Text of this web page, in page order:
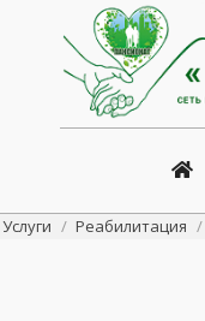
Услуги Реабилитация